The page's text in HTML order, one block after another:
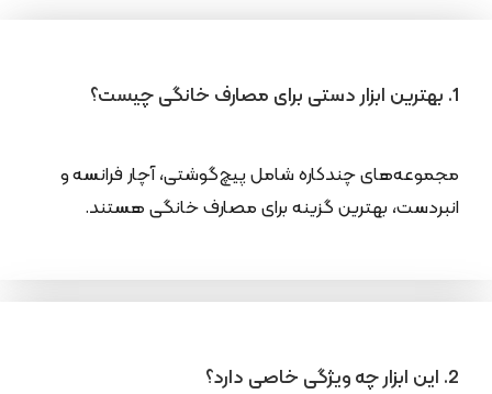
1. بهترین ابزار دستی برای مصارف خانگی چیست؟
مجموعه‌های چندکاره شامل پیچ‌گوشتی، آچار فرانسه و
انبردست، بهترین گزینه برای مصارف خانگی هستند.
2. این ابزار چه ویژگی خاصی دارد؟